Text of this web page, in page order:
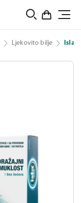
Ljekovito bilje Isla